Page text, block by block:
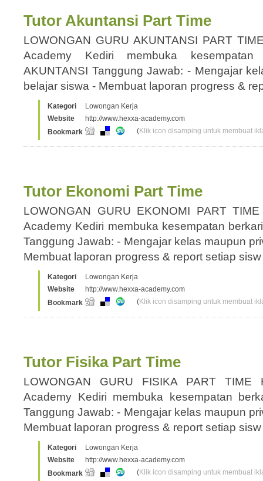
Tutor Akuntansi Part Time
LOWONGAN GURU AKUNTANSI PART
Academy Kediri membuka
AKUNTANSI Tanggung Jawab: - Mengajar
belajar siswa - Membuat laporan progress &
Kategori
Lowongan Kerja
Website
http://www.hexxa-academy.com
Bookmark
(Klik icon disamping untuk membuat
Tutor Ekonomi Part Time
LOWONGAN GURU EKONOMI PART
Academy Kediri membuka kesempatan
Tanggung Jawab: - Mengajar kelas maupun
Membuat laporan progress & report setiap
Kategori
Lowongan Kerja
Website
http://www.hexxa-academy.com
Bookmark
(Klik icon disamping untuk membuat
Tutor Fisika Part Time
LOWONGAN GURU FISIKA PART TIME
Academy Kediri membuka kesempatan
Tanggung Jawab: - Mengajar kelas maupun
Membuat laporan progress & report setiap
Kategori
Lowongan Kerja
Website
http://www.hexxa-academy.com
Bookmark
(Klik icon disamping untuk membuat